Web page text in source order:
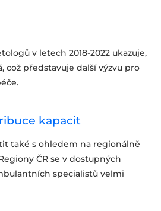
v letech 2018-2022 ukazuje,
což představuje další výzvu pro
kapacit
také s ohledem na regionálně
ČR se v dostupných
specialistů velmi